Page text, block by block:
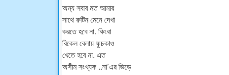
অন্য সবার মত আমার
সাথে রুটিন মেনে দেখা
করতে হবে না. কিংবা
বিকেল বেলায় ফুচকাও
খেতে হবে না. এত
অসীম সংখ্যক ..না’এর ভিড়ে